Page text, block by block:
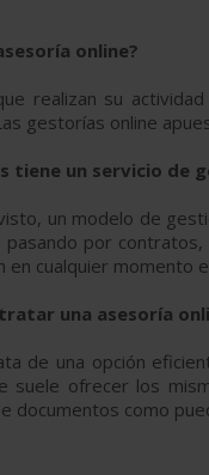
online?
realizan su
gestorías online
tiene un servicio de
un modelo de
por
en cualquier momento
una asesoría
de una opción
suele ofrecer los
documentos como